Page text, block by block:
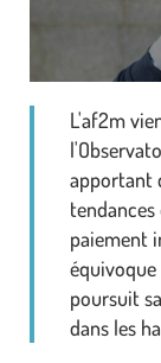
L'af2m
apportant
paiement
poursuit
dans les